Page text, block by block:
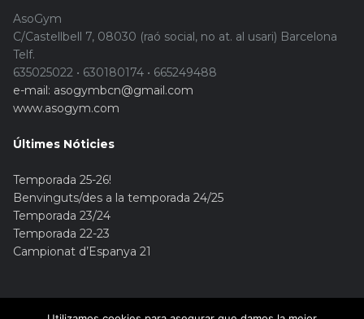
AsoGym
C/Castellbell 7, 08030 (raó social, no at. al usari) Barcelona
Telf.
635025022 • 630180174 • 665249488
e-mail: asogymbcn@gmail.com
www.asogym.com
Últimes Nóticies
Temporada 25-26!
Benvinguts/des a la temporada 24/25
Temporada 23/24
Temporada 22-23
Campionat d’Espanya 21